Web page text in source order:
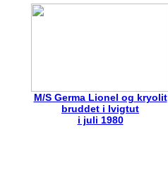
M/S Germa Lionel og kryolit
bruddet i Ivigtut
i juli 1980